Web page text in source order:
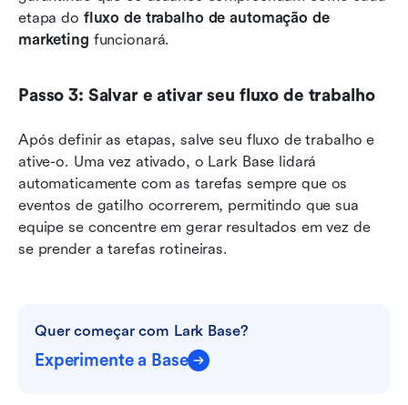
etapa do fluxo de trabalho de automação de
marketing funcionará.
Passo 3: Salvar e ativar seu fluxo de trabalho
Após definir as etapas, salve seu fluxo de trabalho e
ative-o. Uma vez ativado, o Lark Base lidará
automaticamente com as tarefas sempre que os
eventos de gatilho ocorrerem, permitindo que sua
equipe se concentre em gerar resultados em vez de
se prender a tarefas rotineiras.
Quer começar com Lark Base?
Experimente a Base